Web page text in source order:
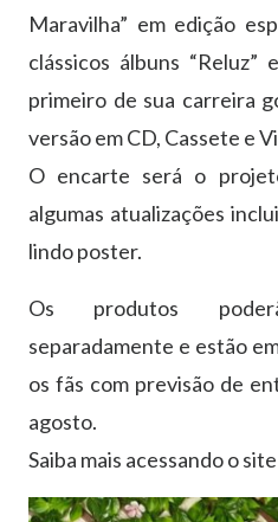
Maravilha” em edição
clássicos álbuns “Reluz”
primeiro de sua carreira
versão em CD, Cassete e
O encarte será o
algumas atualizações
lindo poster.
Os produtos
separadamente e estão
os fãs com previsão de
agosto.
Saiba mais acessando o site